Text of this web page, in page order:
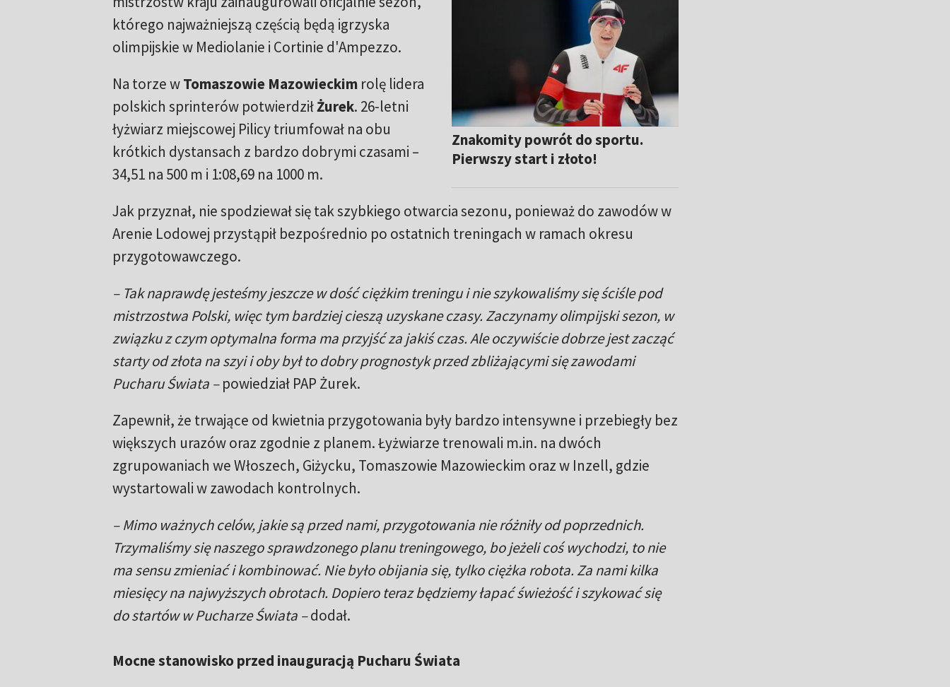
Znakomity powrót do sportu.
Pierwszy start i złoto!
którego najważniejszą częścią będą igrzyska
olimpijskie w Mediolanie i Cortinie d'Ampezzo.
Na torze wTomaszowie Mazowieckimrolę lidera
polskich sprinterów potwierdziłŻurek. 26-letni
łyżwiarz miejscowej Pilicy triumfował na obu
krótkich dystansach z bardzo dobrymi czasami –
34,51 na 500 m i 1:08,69 na 1000 m.
Jak przyznał, nie spodziewał się tak szybkiego otwarcia sezonu, ponieważ do zawodów w
Arenie Lodowej przystąpił bezpośrednio po ostatnich treningach w ramach okresu
przygotowawczego.
– Tak naprawdę jesteśmy jeszcze w dość ciężkim treningu i nie szykowaliśmy się ściśle pod
mistrzostwa Polski, więc tym bardziej cieszą uzyskane czasy. Zaczynamy olimpijski sezon, w
związku z czym optymalna forma ma przyjść za jakiś czas. Ale oczywiście dobrze jest zacząć
starty od złota na szyi i oby był to dobry prognostyk przed zbliżającymi się zawodami
Pucharu Świata –powiedział PAP Żurek.
Zapewnił, że trwające od kwietnia przygotowania były bardzo intensywne i przebiegły bez
większych urazów oraz zgodnie z planem. Łyżwiarze trenowali m.in. na dwóch
zgrupowaniach we Włoszech, Giżycku, Tomaszowie Mazowieckim oraz w Inzell, gdzie
wystartowali w zawodach kontrolnych.
– Mimo ważnych celów, jakie są przed nami, przygotowania nie różniły od poprzednich.
Trzymaliśmy się naszego sprawdzonego planu treningowego, bo jeżeli coś wychodzi, to nie
ma sensu zmieniać i kombinować. Nie było obijania się, tylko ciężka robota. Za nami kilka
miesięcy na najwyższych obrotach. Dopiero teraz będziemy łapać świeżość i szykować się
do startów w Pucharze Świata –dodał.
Mocne stanowisko przed inauguracją Pucharu Świata